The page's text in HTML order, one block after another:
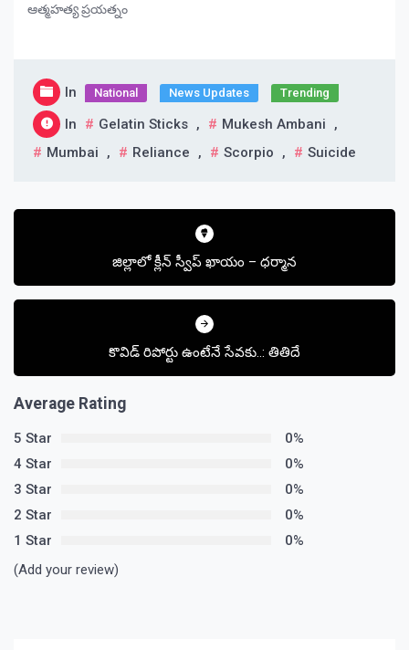
జరుగుతున్నాయి. భర్తకు
ఆత్మహత్య ప్రయత్నం
In National News Updates Trending
In Gelatin Sticks , Mukesh Ambani
,
Mumbai
, Reliance , Scorpio , Suicide
Post
జిల్లాలో క్లీన్ స్వీప్ ఖాయం – ధర్మాన
కొవిడ్‌ రిపోర్టు ఉంటేనే సేవకు..: తితిదే
Average Rating
5 Star
0%
4 Star
0%
3 Star
0%
2 Star
0%
1 Star
0%
(Add your review)